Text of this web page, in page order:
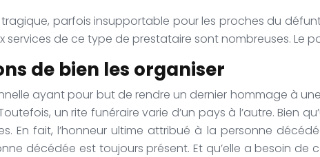
parfois insupportable pour les proches du
services de ce type de prestataire sont nombreuses. Le
de bien les organiser
ayant pour but de rendre un dernier hommage à
un rite funéraire varie d’un pays à l’autre.
En fait, l’honneur ultime attribué à la personne
décédée est toujours présent. Et qu’elle a besoin de